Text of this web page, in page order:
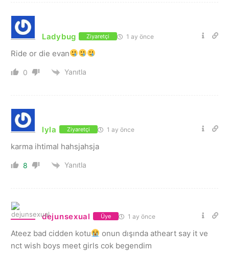
Ladybug Ziyaretçi 1 ay önce
Ride or die evan
0 Yanıtla
lyla Ziyaretçi 1 ay önce
karma ihtimal hahsjahsja
8 Yanıtla
dejunsexual Üye 1 ay önce
Ateez bad cidden kotu
onun dışında atheart say it ve
nct wish boys meet girls cok begendim